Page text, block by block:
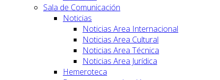
Sala de Comunicación
Noticias
Noticias Area Internacional
Noticias Area Cultural
Noticias Area Técnica
Noticias Area Jurídica
Hemeroteca